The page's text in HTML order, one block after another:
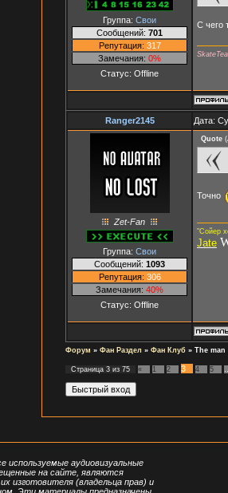
Группа: Свои
Сообщений: 701
Репутация: 317
Замечания: 0%
Статус: Offline
С чего
Ranger2145 Дата:
Zet-Fan
Группа: Свои
Сообщений: 1093
Репутация: 306
Замечания: 40%
Статус: Offline
Quote (
Точно
"Сойер
Jate
Форум » Фан Раздел » Фан Клуб » The
Страница 3 из 75 « 1 2 3 4 5
используемые аудиовизуальные
на сайте, являются
изготовителя (владельца прав) и